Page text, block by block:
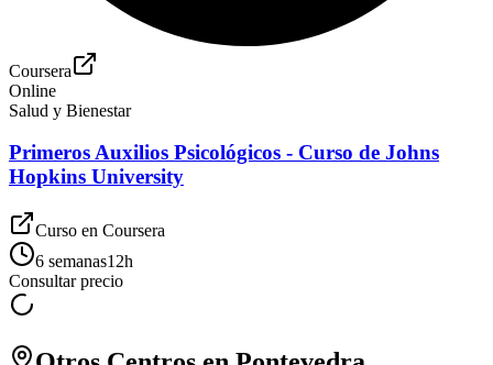
Coursera
Online
Salud y Bienestar
Primeros Auxilios Psicológicos - Curso de Johns
Hopkins University
Curso en Coursera
6 semanas12h
Consultar precio